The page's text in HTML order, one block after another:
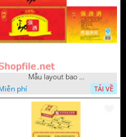
vy
Mẫu layout bao bì sâm Trung
phí
TẢI VỀ